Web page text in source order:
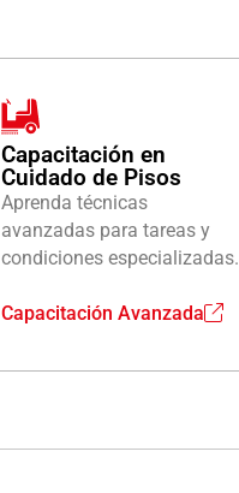
Capacitación en
Cuidado de Pisos
Aprenda técnicas
avanzadas para tareas y
condiciones especializadas.
Capacitación Avanzada